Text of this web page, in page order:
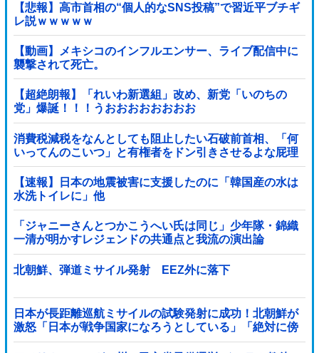
【悲報】高市首相の“個人的なSNS投稿”で習近平ブチギ
レ説ｗｗｗｗｗ
【動画】メキシコのインフルエンサー、ライブ配信中に
襲撃されて死亡。
【超絶朗報】「れいわ新選組」改め、新党「いのちの
党」爆誕！！！うおおおおおおおお
消費税減税をなんとしても阻止したい石破前首相、「何
いってんのこいつ」と有権者をドン引きさせるよな屁理
屈を……
【速報】日本の地震被害に支援したのに「韓国産の水は
水洗トイレに」他
「ジャニーさんとつかこうへい氏は同じ」少年隊・錦織
一清が明かすレジェンドの共通点と我流の演出論
北朝鮮、弾道ミサイル発射 EEZ外に落下
日本が長距離巡航ミサイルの試験発射に成功！北朝鮮が
激怒「日本が戦争国家になろうとしている」「絶対に傍
観しない、必ず後悔させる」